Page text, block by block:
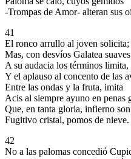
-Trompas de Amor- alteran sus
41
El ronco arrullo al joven solicita;
Mas, con desvíos Galatea
A su audacia los términos limita,
Y el aplauso al concento de las
Entre las ondas y la fruta, imita
Acis al siempre ayuno en penas
Que, en tanta gloria, infierno
Fugitivo cristal, pomos de nieve.
42
No a las palomas concedió